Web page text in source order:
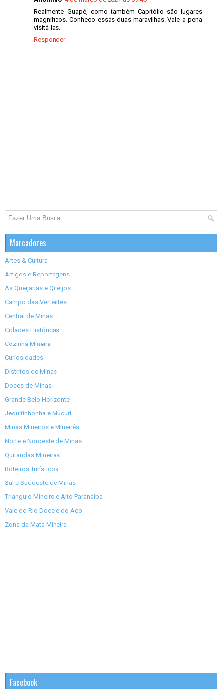
Realmente Guapé, como também Capitólio são lugares
magníficos. Conheço essas duas maravilhas. Vale a pena
visitá-las.
Responder
Marcadores
Artes & Cultura
Artigos e Reportagens
As Queijarias e Queijos
Campo das Vertentes
Central de Minas
Cidades Históricas
Cozinha Mineira
Curiosidades
Distritos de Minas
Doces de Minas
Grande Belo Horizonte
Jequitinhonha e Mucuri
Minas Mineiros e Mineirês
Norte e Noroeste de Minas
Quitandas Mineiras
Roteiros Turísticos
Sul e Sudoeste de Minas
Triângulo Mineiro e Alto Paranaíba
Vale do Rio Doce e do Aço
Zona da Mata Mineira
Facebook